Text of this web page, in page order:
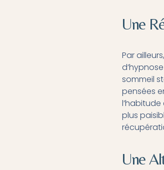
Une
Par ailleurs,
sommeil
pensées
plus
Une